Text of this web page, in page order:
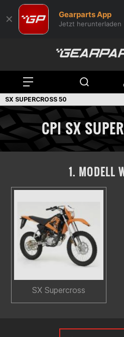
✕ Gearparts App
Jetzt herunterladen
SX SUPERCROSS 50
CPI SX
1. MODELL
SX Supercross